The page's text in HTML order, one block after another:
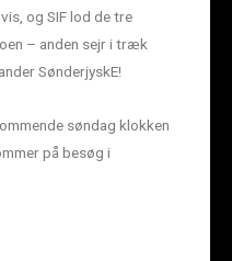
og SIF lod de tre
– anden sejr i træk
SønderjyskE!
søndag klokken
på besøg i